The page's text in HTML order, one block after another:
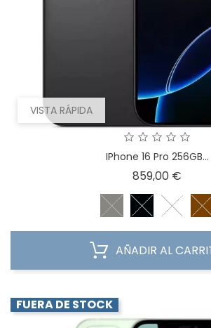
VISTA RÁPIDA
IPhone 16 Pro 256GB...
859,00 €
AÑADIR AL
FUERA DE STOCK